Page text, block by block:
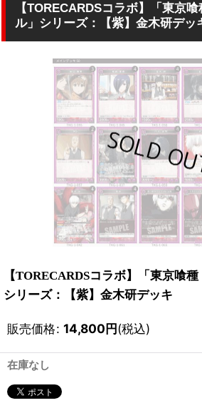
【TORECARDSコラボ】「東京
ル」シリーズ：【紫】金木研デッ
【TORECARDSコラボ】「東京喰種
シリーズ：【紫】金木研デッキ
販売価格: 14,800円(税込)
在庫なし